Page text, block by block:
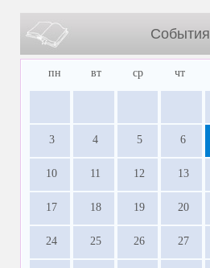
События
пн вт ср чт
3 4 5 6
10 11 12 13
17 18 19 20
24 25 26 27